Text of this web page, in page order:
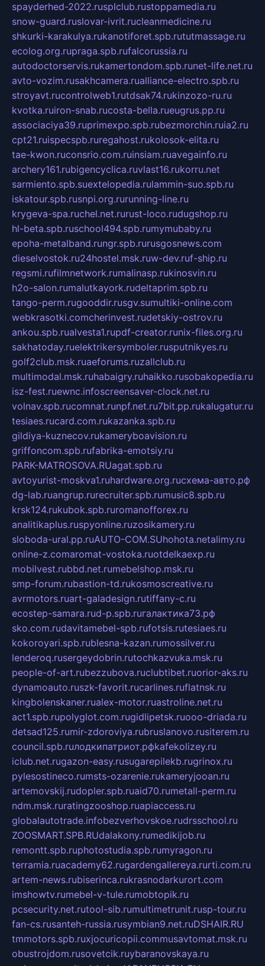
spayderhed-2022.rusplclub.rustoppamedia.ru
snow-guard.ruslovar-ivrit.rucleanmedicine.ru
shkurki-karakulya.rukanotiforet.spb.rututmassage.ru
ecolog.org.rupraga.spb.rufalcorussia.ru
autodoctorservis.rukamertondom.spb.runet-life.net.ru
avto-vozim.rusakhcamera.rualliance-electro.spb.ru
stroyavt.rucontrolweb1.rutdsak74.rukinzozo-ru.ru
kvotka.ruiron-snab.rucosta-bella.rueugrus.pp.ru
associaciya39.ruprimexpo.spb.rubezmorchin.ruia2.ru
cpt21.ruispecspb.ruregahost.rukolosok-elita.ru
tae-kwon.ruconsrio.com.ruinsiam.ruavegainfo.ru
archery161.rubigencyclica.ruvlast16.rukorru.net
sarmiento.spb.suextelopedia.rulammin-suo.spb.ru
iskatour.spb.rusnpi.org.rurunning-line.ru
krygeva-spa.ruchel.net.rurust-loco.rudugshop.ru
hl-beta.spb.ruschool494.spb.rumymubaby.ru
epoha-metalband.rungr.spb.rurusgosnews.com
dieselvostok.ru24hostel.msk.ruw-dev.ruf-ship.ru
regsmi.rufilmnetwork.rumalinasp.rukinosvin.ru
h2o-salon.rumalutkayork.rudeltaprim.spb.ru
tango-perm.rugooddir.rusgv.sumultiki-online.com
webkrasotki.comcherinvest.rudetskiy-ostrov.ru
ankou.spb.rualvesta1.rupdf-creator.runix-files.org.ru
sakhatoday.ruelektrikersymboler.rusputnikyes.ru
golf2club.msk.ruaeforums.ruzallclub.ru
multimodal.msk.ruhabaigry.ruhaikko.rusobakopedia.ru
isz-fest.ruewnc.infoscreensaver-clock.net.ru
volnav.spb.rucomnat.runpf.net.ru7bit.pp.rukalugatur.ru
tesiaes.rucard.com.rukazanka.spb.ru
gildiya-kuznecov.rukameryboavision.ru
griffoncom.spb.rufabrika-emotsiy.ru
PARK-MATROSOVA.RUagat.spb.ru
avtoyurist-moskva1.ruhardware.org.ruсхема-авто.рф
dg-lab.ruangrup.rurecruiter.spb.rumusic8.spb.ru
krsk124.rukubok.spb.ruromanofforex.ru
analitikaplus.ruspyonline.ruzosikamery.ru
sloboda-ural.pp.ruAUTO-COM.SUhohota.netalimy.ru
online-z.comaromat-vostoka.ruotdelkaexp.ru
mobilvest.rubbd.net.rumebelshop.msk.ru
smp-forum.rubastion-td.rukosmoscreative.ru
avrmotors.ruart-galadesign.rutiffany-c.ru
ecostep-samara.rud-p.spb.ruгалактика73.рф
sko.com.rudavitamebel-spb.rufotsis.rutesiaes.ru
kokoroyari.spb.rublesna-kazan.rumossilver.ru
lenderoq.rusergeydobrin.rutochkazvuka.msk.ru
people-of-art.rubezzubova.ruclubtibet.ruorior-aks.ru
dynamoauto.ruszk-favorit.rucarlines.ruflatnsk.ru
kingbolenskaner.rualex-motor.ruastroline.net.ru
act1.spb.rupolyglot.com.rugidlipetsk.ruooo-driada.ru
detsad125.rumir-zdoroviya.rubruslanovo.rusiterem.ru
council.spb.ruлодкипатриот.рфkafekolizey.ru
iclub.net.rugazon-easy.rusugarepilekb.rugrinox.ru
pylesostineco.rumsts-ozarenie.rukameryjooan.ru
artemovskij.rudopler.spb.ruaid70.rumetall-perm.ru
ndm.msk.ruratingzooshop.ruapiaccess.ru
globalautotrade.infobezverhovskoe.rudrsschool.ru
ZOOSMART.SPB.RUdalakony.rumedikijob.ru
remontt.spb.ruphotostudia.spb.rumyragon.ru
terramia.ruacademy62.rugardengallereya.rurti.com.ru
artem-news.rubiserinca.rukrasnodarkurort.com
imshowtv.rumebel-v-tule.rumobtopik.ru
pcsecurity.net.rutool-sib.rumultimetrunit.rusp-tour.ru
fan-cs.rusanteh-russia.rusymbian9.net.ruDSHAIR.RU
tmmotors.spb.ruxjocuricopii.commusavtomat.msk.ru
obustrojdom.rusovetcik.ruybaranovskaya.ru